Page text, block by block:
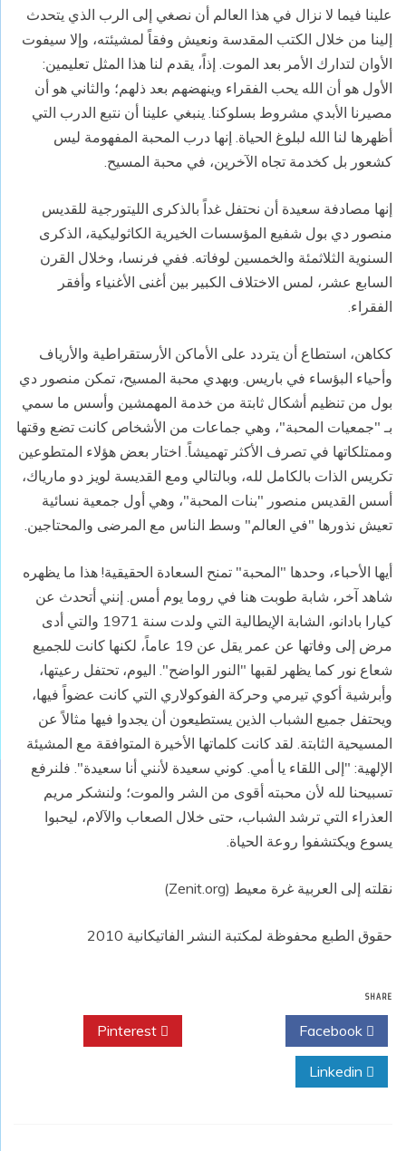
علينا فيما لا نزال في هذا العالم أن نصغي إلى الرب الذي يتحدث
إلينا من خلال الكتب المقدسة ونعيش وفقاً لمشيئته، وإلا سيفوت
الأوان لتدارك الأمر بعد الموت. إذاً، يقدم لنا هذا المثل تعليمين:
الأول هو أن الله يحب الفقراء وينهضهم بعد ذلهم؛ والثاني هو أن
مصيرنا الأبدي مشروط بسلوكنا. ينبغي علينا أن نتبع الدرب التي
أظهرها لنا الله لبلوغ الحياة. إنها درب المحبة المفهومة ليس
كشعور بل كخدمة تجاه الآخرين، في محبة المسيح.
إنها مصادفة سعيدة أن نحتفل غداً بالذكرى الليتورجية للقديس
منصور دي بول شفيع المؤسسات الخيرية الكاثوليكية، الذكرى
السنوية الثلاثمئة والخمسين لوفاته. ففي فرنسا، وخلال القرن
السابع عشر، لمس الاختلاف الكبير بين أغنى الأغنياء وأفقر
الفقراء.
ككاهن، استطاع أن يتردد على الأماكن الأرستقراطية والأرياف
وأحياء البؤساء في باريس. وبهدي محبة المسيح، تمكن منصور دي
بول من تنظيم أشكال ثابتة من خدمة المهمشين وأسس ما سمي
بـ "جمعيات المحبة"، وهي جماعات من الأشخاص كانت تضع وقتها
وممتلكاتها في تصرف الأكثر تهميشاً. اختار بعض هؤلاء المتطوعين
تكريس الذات بالكامل لله، وبالتالي ومع القديسة لويز دو مارياك،
أسس القديس منصور "بنات المحبة"، وهي أول جمعية نسائية
تعيش نذورها "في العالم" وسط الناس مع المرضى والمحتاجين.
أيها الأحباء، وحدها "المحبة" تمنح السعادة الحقيقية! هذا ما يظهره
شاهد آخر، شابة طوبت هنا في روما يوم أمس. إنني أتحدث عن
كيارا بادانو، الشابة الإيطالية التي ولدت سنة 1971 والتي أدى
مرض إلى وفاتها عن عمر يقل عن 19 عاماً، لكنها كانت للجميع
شعاع نور كما يظهر لقبها "النور الواضح". اليوم، تحتفل رعيتها،
وأبرشية أكوي تيرمي وحركة الفوكولاري التي كانت عضواً فيها،
ويحتفل جميع الشباب الذين يستطيعون أن يجدوا فيها مثالاً عن
المسيحية الثابتة. لقد كانت كلماتها الأخيرة المتوافقة مع المشيئة
الإلهية: "إلى اللقاء يا أمي. كوني سعيدة لأنني أنا سعيدة". فلنرفع
تسبيحنا لله لأن محبته أقوى من الشر والموت؛ ولنشكر مريم
العذراء التي ترشد الشباب، حتى خلال الصعاب والآلام، ليحبوا
يسوع ويكتشفوا روعة الحياة.
نقلته إلى العربية غرة معيط (Zenit.org)
حقوق الطبع محفوظة لمكتبة النشر الفاتيكانية 2010
SHARE